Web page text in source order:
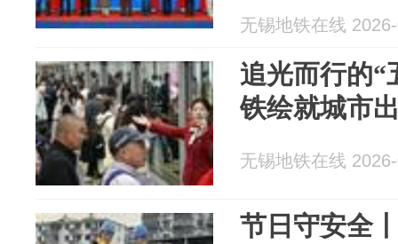
无锡地铁在线
追光而行的“
铁绘就城市
无锡地铁在线
节日守安全